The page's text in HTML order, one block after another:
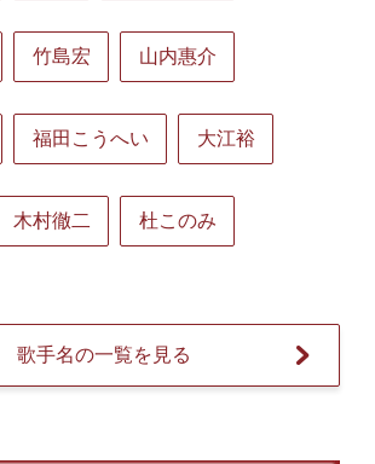
竹島宏 山内惠介
福田こうへい 大江裕
木村徹二 杜このみ
歌手名の一覧を見る